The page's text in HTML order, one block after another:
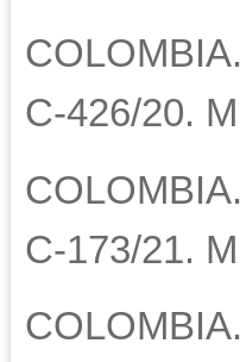
C-426/20.
C-173/21.